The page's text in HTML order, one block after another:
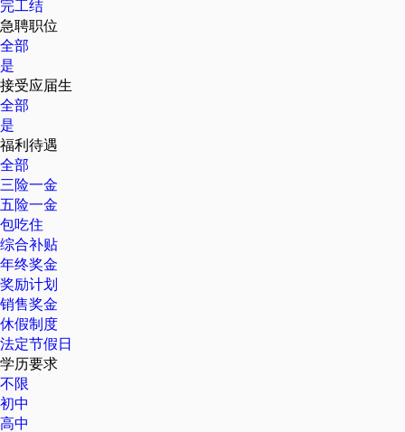
完工结
急聘职位
全部
是
接受应届生
全部
是
福利待遇
全部
三险一金
五险一金
包吃住
综合补贴
年终奖金
奖励计划
销售奖金
休假制度
法定节假日
学历要求
不限
初中
高中